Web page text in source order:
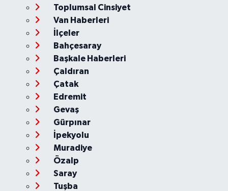
Toplumsal Cinsiyet
Van Haberleri
İlçeler
Bahçesaray
Başkale Haberleri
Çaldıran
Çatak
Edremit
Gevaş
Gürpınar
İpekyolu
Muradiye
Özalp
Saray
Tuşba